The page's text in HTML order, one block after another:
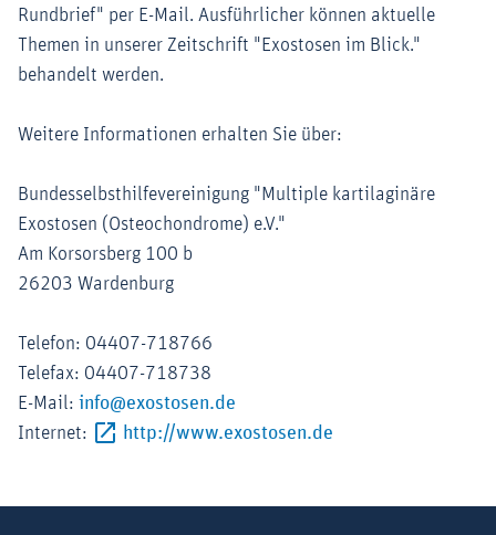
Rundbrief" per E-Mail. Ausführlicher können aktuelle
Themen in unserer Zeitschrift "Exostosen im Blick."
behandelt werden.
Weitere Informationen erhalten Sie über:
Bundesselbsthilfevereinigung "Multiple kartilaginäre
Exostosen (Osteochondrome) e.V."
Am Korsorsberg 100 b
26203 Wardenburg
Telefon: 04407-718766
Telefax: 04407-718738
E-Mail: info@exostosen.de
Internet:
http://www.exostosen.de